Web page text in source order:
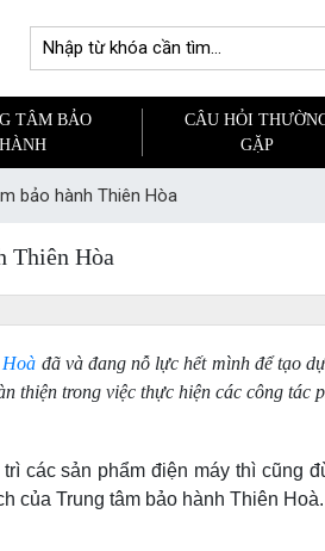
TÂM BẢO
HÀNH
CÂU HỎI
GẶP
bảo hành Thiên Hòa
Thiên Hòa
Hoà đã và đang nỗ lực hết mình để tạo
trong việc thực hiện các công tác
các sản phẩm điện máy thì cũng
của Trung tâm bảo hành Thiên Hoà.